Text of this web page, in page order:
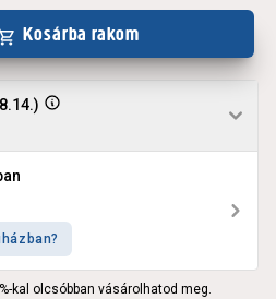
Kosárba rakom
kal olcsóbban vásárolhatod meg.